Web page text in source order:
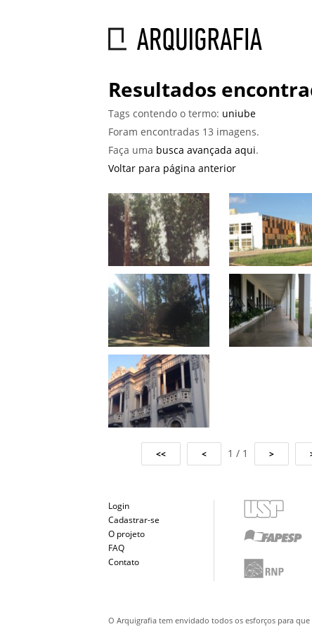
Resultados
Tags contendo o termo: uniube
Foram encontradas 13 imagens.
Faça uma busca avançada aqui.
Voltar para página anterior
1 / 1
Login
Cadastrar-se
O projeto
FAQ
Contato
O Arquigrafia tem envidado todos os esforços para